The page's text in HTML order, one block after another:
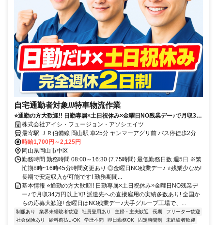
自宅通勤者対象///特車物流作業
⭐通勤の方大歓迎!! 日勤専属×土日祝休み×金曜日NO残業デー♪で月収34
万円以上可! 派遣先への直接雇用の実績多数あり!
株式会社アイシ・フュージョン・アソシエイツ
最寄駅 ＪＲ伯備線 岡山駅 車25分 ヤンマーアグリ前 バス停徒歩2分
時給1,700円～2,125円
岡山県岡山市中区
勤務時間 勤務時間 08:00～16:30 (7.75時間) 最低勤務日数 週5日 ※繁
忙期8時~16時45分時間変更あり ◎金曜日NO残業デー♪ ⭐残業少なめ!
長期で安定収入が可能です! 勤務期間...
基本情報 ⭐通勤の方大歓迎!! 日勤専属×土日祝休み×金曜日NO残業デ
ー♪で月収34万円以上可! 派遣先への直接雇用の実績多数あり! 全国か
らの応募大歓迎! 金曜日はNO残業デー♪大手グループ工場で、...
制服あり 業界未経験者歓迎 社員登用あり 主婦・主夫歓迎 長期
フリーター歓迎
社会保険あり
給料前払いOK 学歴不問 即日勤務OK 固定時間制
未経験者歓迎